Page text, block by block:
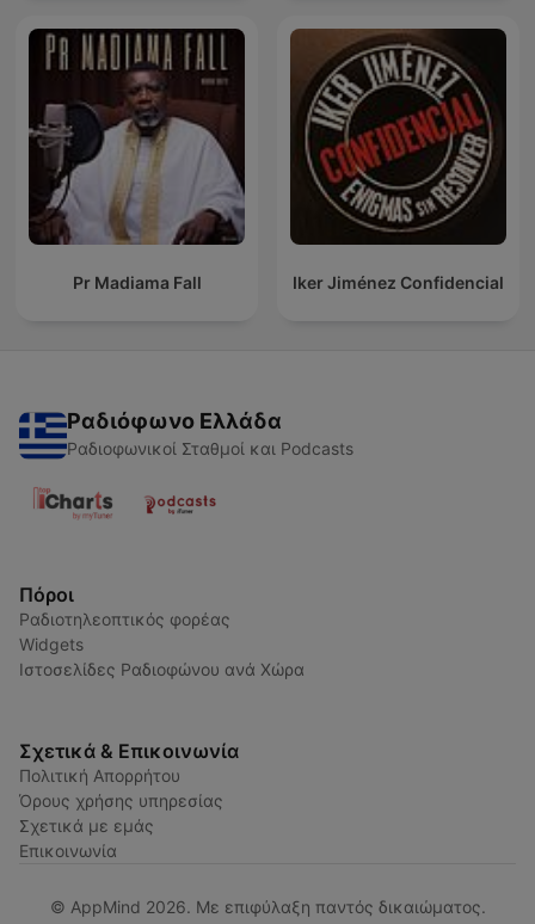
Pr Madiama Fall Iker Jiménez Confidencial
Ραδιόφωνο Ελλάδα
Ραδιοφωνικοί Σταθμοί και Podcasts
Πόροι
Ραδιοτηλεοπτικός φορέας
Widgets
Ιστοσελίδες Ραδιοφώνου ανά Χώρα
Σχετικά & Επικοινωνία
Πολιτική Απορρήτου
Όρους χρήσης υπηρεσίας
Σχετικά με εμάς
Επικοινωνία
© AppMind 2026. Με επιφύλαξη παντός δικαιώματος.